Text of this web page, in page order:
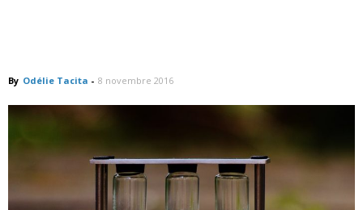
By Odélie Tacita - 8 novembre 2016